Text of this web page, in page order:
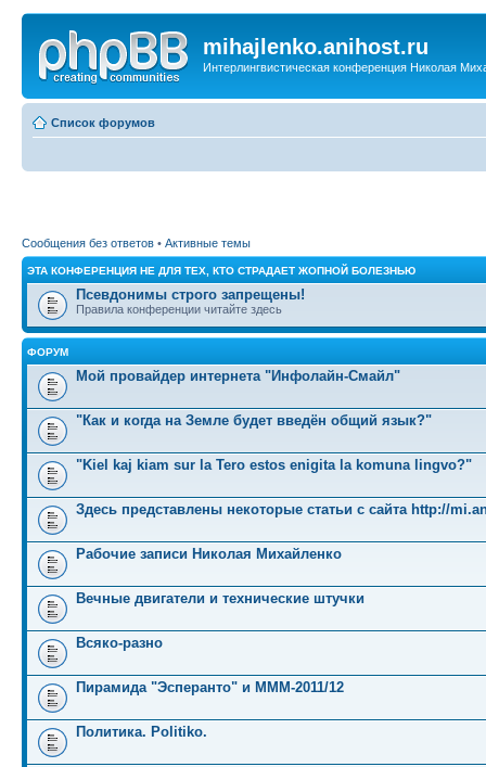
mihajlenko.anihost.ru
Интерлингвистическая конференция Николая
Список форумов
Сообщения без ответов • Активные темы
ЭТА КОНФЕРЕНЦИЯ НЕ ДЛЯ ТЕХ, КТО СТРАДАЕТ ЖОПНОЙ БОЛЕЗНЬЮ
Псевдонимы строго запрещены!
Правила конференции читайте здесь
ФОРУМ
Мой провайдер интернета "Инфолайн-Смайл"
"Как и когда на Земле будет введён общий язык?"
"Kiel kaj kiam sur la Tero estos enigita la komuna lingvo?"
Здесь представлены некоторые статьи с сайта http://
Рабочие записи Николая Михайленко
Вечные двигатели и технические штучки
Всяко-разно
Пирамида "Эсперанто" и MMM-2011/12
Политика. Politiko.